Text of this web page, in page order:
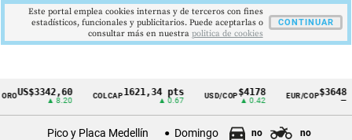
Cintillo
US$3342,60
▲ 8.20
COLCAP1621,34 pts
▲ 0.67
USD/COP$4178
▲ 0.42
EUR/COP$3648
Pico y Placa Medellín Domingo no no
Este portal emplea cookies internas y de terceros con fines
estadísticos, funcionales y publicitarios. Puede aceptarlas o
consultar más en nuestra politica de cookies
CONTINUAR